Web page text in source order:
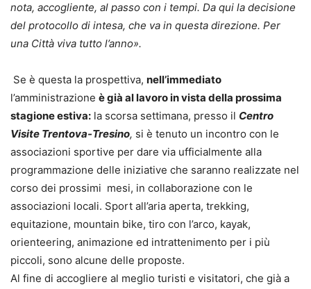
nota, accogliente, al passo con i tempi. Da qui la decisione
del protocollo di intesa, che va in questa direzione. Per
una Città viva tutto l’anno».
Se è questa la prospettiva, nell’immediato
l’amministrazione è già al lavoro in vista della prossima
stagione estiva: la scorsa settimana, presso il Centro
Visite Trentova-Tresino, si è tenuto un incontro con le
associazioni sportive per dare via ufficialmente alla
programmazione delle iniziative che saranno realizzate nel
corso dei prossimi mesi, in collaborazione con le
associazioni locali. Sport all’aria aperta, trekking,
equitazione, mountain bike, tiro con l’arco, kayak,
orienteering, animazione ed intrattenimento per i più
piccoli, sono alcune delle proposte.
Al fine di accogliere al meglio turisti e visitatori, che già a